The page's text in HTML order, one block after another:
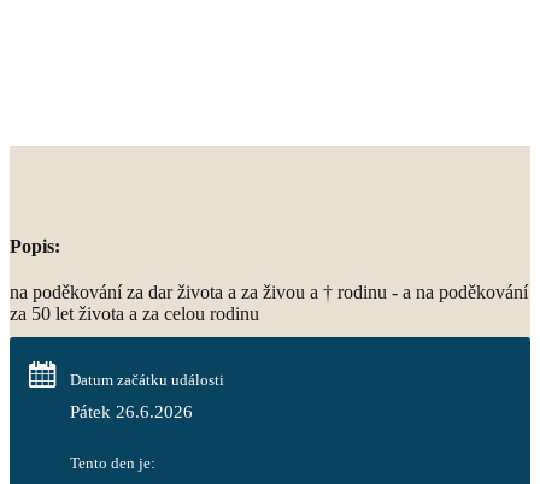
Popis:
na poděkování za dar života a za živou a † rodinu - a na poděkování
za 50 let života a za celou rodinu
Datum začátku události
Pátek 26.6.2026
Tento den je: